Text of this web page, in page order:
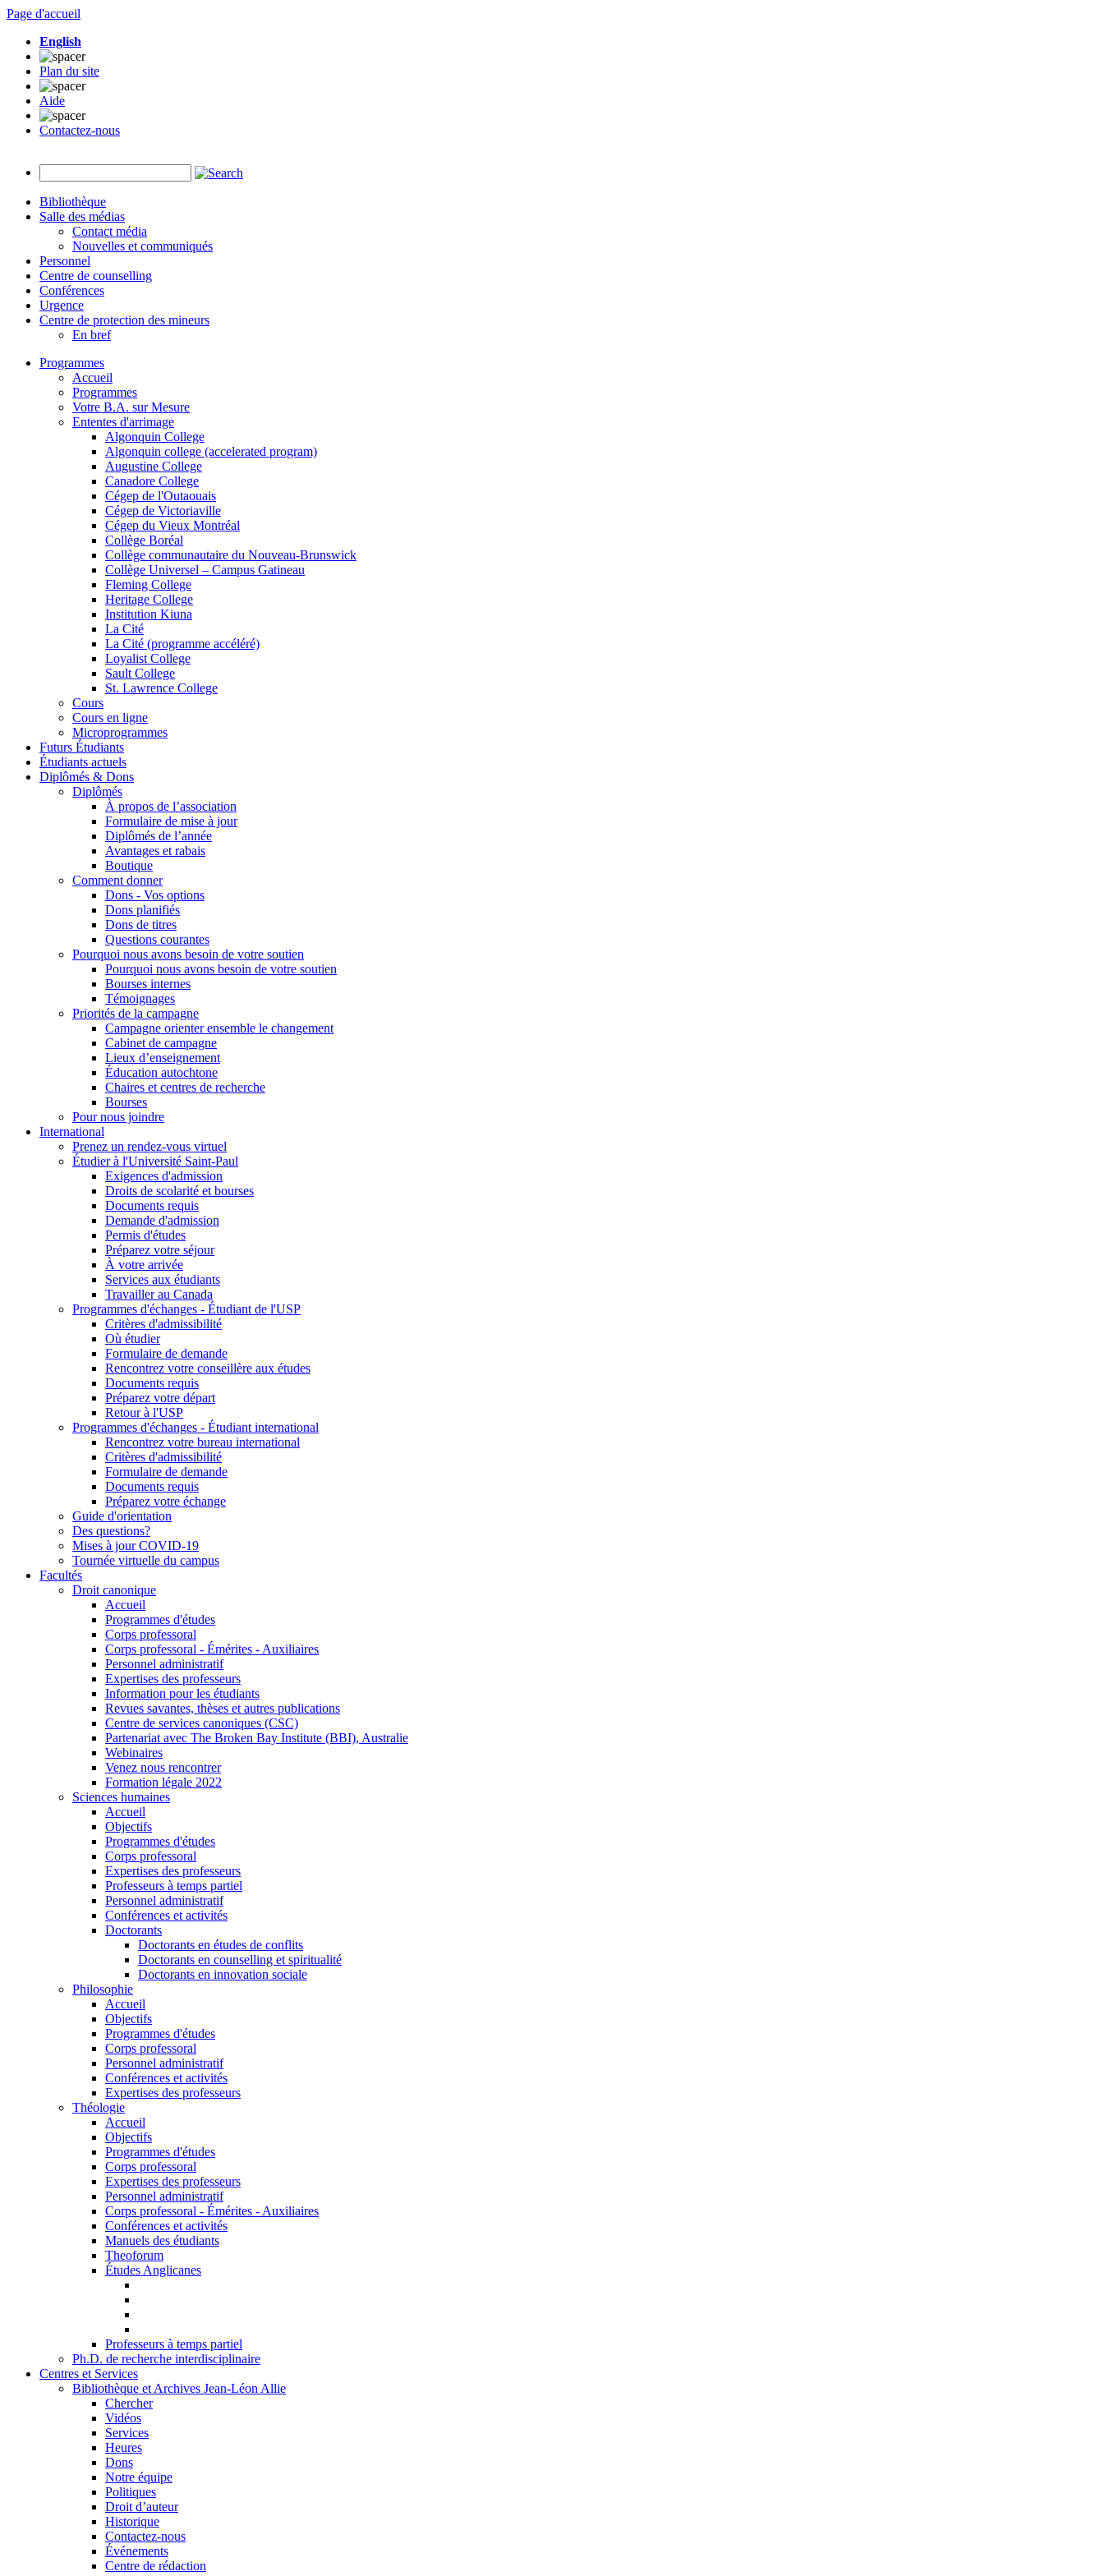
Page d'accueil
English
Plan du site
Aide
Contactez-nous
Bibliothèque
Salle des médias
Contact média
Nouvelles et communiqués
Personnel
Centre de counselling
Conférences
Urgence
Centre de protection des mineurs
En bref
Programmes
Accueil
Programmes
Votre B.A. sur Mesure
Ententes d'arrimage
Algonquin College
Algonquin college (accelerated program)
Augustine College
Canadore College
Cégep de l'Outaouais
Cégep de Victoriaville
Cégep du Vieux Montréal
Collège Boréal
Collège communautaire du Nouveau-Brunswick
Collège Universel – Campus Gatineau
Fleming College
Heritage College
Institution Kiuna
La Cité
La Cité (programme accéléré)
Loyalist College
Sault College
St. Lawrence College
Cours
Cours en ligne
Microprogrammes
Futurs Étudiants
Étudiants actuels
Diplômés & Dons
Diplômés
À propos de l’association
Formulaire de mise à jour
Diplômés de l’année
Avantages et rabais
Boutique
Comment donner
Dons - Vos options
Dons planifiés
Dons de titres
Questions courantes
Pourquoi nous avons besoin de votre soutien
Pourquoi nous avons besoin de votre soutien
Bourses internes
Témoignages
Priorités de la campagne
Campagne orienter ensemble le changement
Cabinet de campagne
Lieux d’enseignement
Éducation autochtone
Chaires et centres de recherche
Bourses
Pour nous joindre
International
Prenez un rendez-vous virtuel
Étudier à l'Université Saint-Paul
Exigences d'admission
Droits de scolarité et bourses
Documents requis
Demande d'admission
Permis d'études
Préparez votre séjour
À votre arrivée
Services aux étudiants
Travailler au Canada
Programmes d'échanges - Étudiant de l'USP
Critères d'admissibilité
Où étudier
Formulaire de demande
Rencontrez votre conseillère aux études
Documents requis
Préparez votre départ
Retour à l'USP
Programmes d'échanges - Étudiant international
Rencontrez votre bureau international
Critères d'admissibilité
Formulaire de demande
Documents requis
Préparez votre échange
Guide d'orientation
Des questions?
Mises à jour COVID-19
Tournée virtuelle du campus
Facultés
Droit canonique
Accueil
Programmes d'études
Corps professoral
Corps professoral - Émérites - Auxiliaires
Personnel administratif
Expertises des professeurs
Information pour les étudiants
Revues savantes, thèses et autres publications
Centre de services canoniques (CSC)
Partenariat avec The Broken Bay Institute (BBI), Australie
Webinaires
Venez nous rencontrer
Formation légale 2022
Sciences humaines
Accueil
Objectifs
Programmes d'études
Corps professoral
Expertises des professeurs
Professeurs à temps partiel
Personnel administratif
Conférences et activités
Doctorants
Doctorants en études de conflits
Doctorants en counselling et spiritualité
Doctorants en innovation sociale
Philosophie
Accueil
Objectifs
Programmes d'études
Corps professoral
Personnel administratif
Conférences et activités
Expertises des professeurs
Théologie
Accueil
Objectifs
Programmes d'études
Corps professoral
Expertises des professeurs
Personnel administratif
Corps professoral - Émérites - Auxiliaires
Conférences et activités
Manuels des étudiants
Theoforum
Études Anglicanes
Professeurs à temps partiel
Ph.D. de recherche interdisciplinaire
Centres et Services
Bibliothèque et Archives Jean-Léon Allie
Chercher
Vidéos
Services
Heures
Dons
Notre équipe
Politiques
Droit d’auteur
Historique
Contactez-nous
Événements
Centre de rédaction